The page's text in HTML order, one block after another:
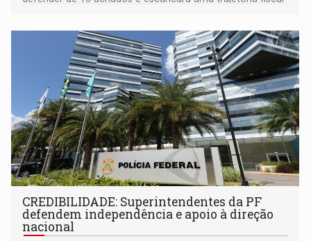
mandato
CREDIBILIDADE: Superintendentes da PF
defendem independência e apoio à direção
nacional